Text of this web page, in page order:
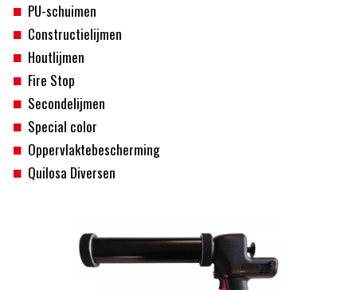
PU-schuimen
Constructielijmen
Houtlijmen
Fire Stop
Secondelijmen
Special color
Oppervlaktebescherming
Quilosa Diversen